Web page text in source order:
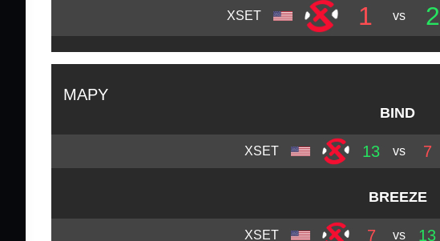
XSET 1 vs 2
MAPY
BIND
XSET 13 vs 7
BREEZE
XSET 7 vs 13